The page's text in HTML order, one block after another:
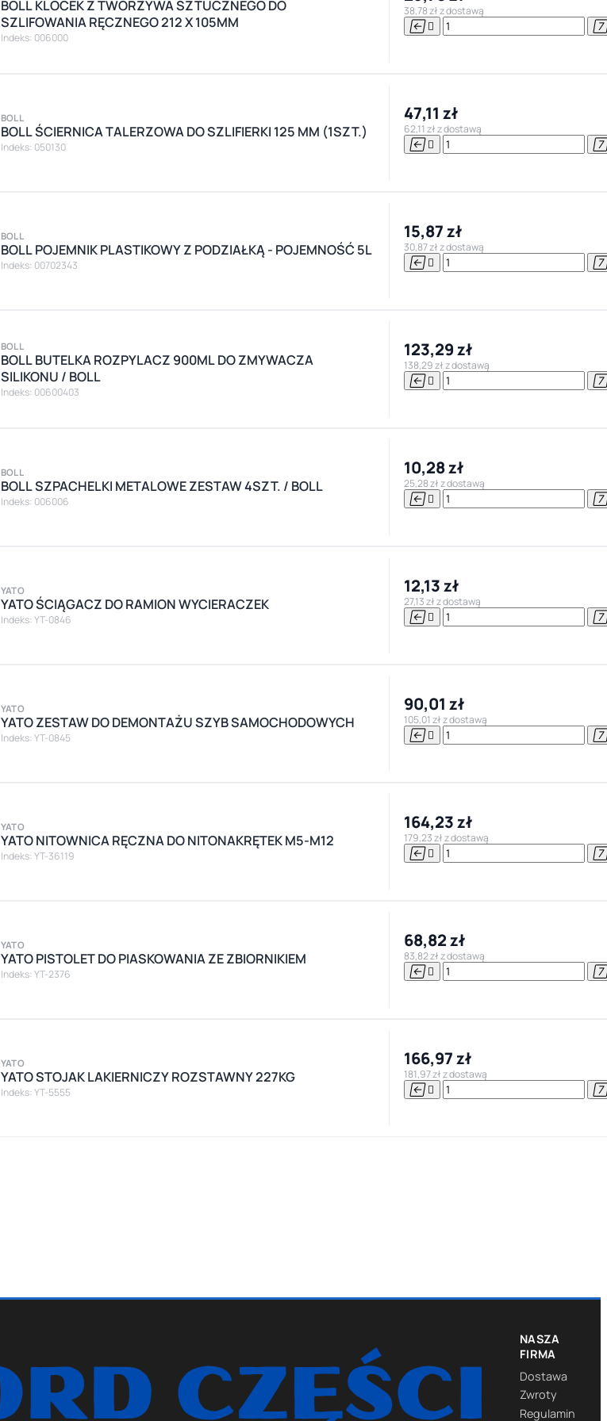
BOLL KLOCEK Z TWORZYWA SZTUCZNEGO DO
SZLIFOWANIA RĘCZNEGO 212 X 105MM
Indeks: 006000
38,78 zł z dostawą
 
BOLL
BOLL ŚCIERNICA TALERZOWA DO SZLIFIERKI 125 MM (1SZT.)
Indeks: 050130
47,11 zł
62,11 zł z dostawą
 
BOLL
BOLL POJEMNIK PLASTIKOWY Z PODZIAŁKĄ - POJEMNOŚĆ 5L
Indeks: 00702343
15,87 zł
30,87 zł z dostawą
 
BOLL
BOLL BUTELKA ROZPYLACZ 900ML DO ZMYWACZA
SILIKONU / BOLL
Indeks: 00600403
123,29 zł
138,29 zł z dostawą
 
BOLL
BOLL SZPACHELKI METALOWE ZESTAW 4SZT. / BOLL
Indeks: 006006
10,28 zł
25,28 zł z dostawą
 
YATO
YATO ŚCIĄGACZ DO RAMION WYCIERACZEK
Indeks: YT-0846
12,13 zł
27,13 zł z dostawą
 
YATO
YATO ZESTAW DO DEMONTAŻU SZYB SAMOCHODOWYCH
Indeks: YT-0845
90,01 zł
105,01 zł z dostawą
 
YATO
YATO NITOWNICA RĘCZNA DO NITONAKRĘTEK M5-M12
Indeks: YT-36119
164,23 zł
179,23 zł z dostawą
 
YATO
YATO PISTOLET DO PIASKOWANIA ZE ZBIORNIKIEM
Indeks: YT-2376
68,82 zł
83,82 zł z dostawą
 
YATO
YATO STOJAK LAKIERNICZY ROZSTAWNY 227KG
Indeks: YT-5555
166,97 zł
181,97 zł z dostawą
 
NASZA
FIRMA
Dostawa
Zwroty
Regulamin